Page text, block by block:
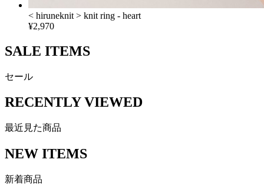
< hiruneknit > knit ring - heart
¥2,970
SALE ITEMS
セール
RECENTLY VIEWED
最近見た商品
NEW ITEMS
新着商品